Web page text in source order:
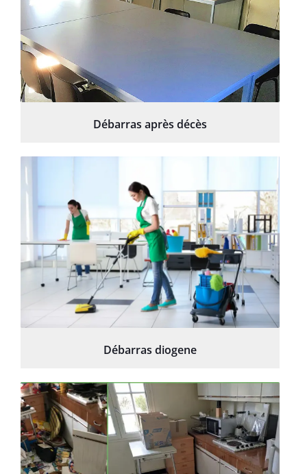
Débarras après décès
Débarras diogene